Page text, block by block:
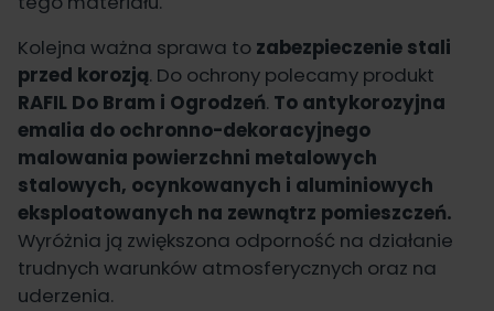
Kolejna ważna sprawa to zabezpieczenie stali
przed korozją. Do ochrony polecamy produkt
RAFIL Do Bram i Ogrodzeń. To antykorozyjna
emalia do ochronno-dekoracyjnego
malowania powierzchni metalowych
stalowych, ocynkowanych i aluminiowych
eksploatowanych na zewnątrz pomieszczeń.
Wyróżnia ją zwiększona odporność na działanie
trudnych warunków atmosferycznych oraz na
uderzenia.